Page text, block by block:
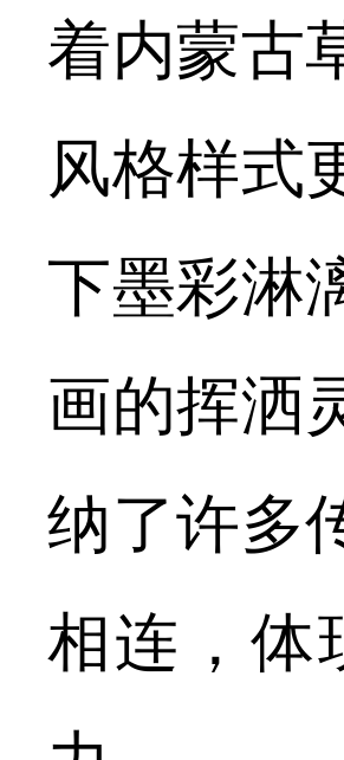
着内蒙古
风格样式
下墨彩淋
画的挥洒
纳了许多
相连，体